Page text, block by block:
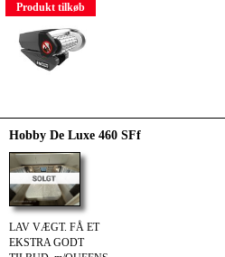
Produkt tilkøb
Hobby De Luxe 460 SFf
LAV VÆGT. FÅ ET
EKSTRA GODT